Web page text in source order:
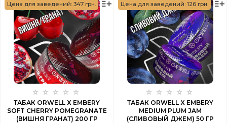
Цена для заведений: 347 грн.
ТАБАК ORWELL X EMBERY
SOFT CHERRY POMEGRANATE
(ВИШНЯ ГРАНАТ) 200 ГР
Цена для заведений: 126 грн.
ТАБАК ORWELL X EMBERY
MEDIUM PLUM JAM
(СЛИВОВЫЙ ДЖЕМ) 50 ГР